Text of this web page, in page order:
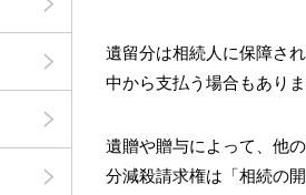
遺留分は相続人に保障さ
中から支払う場合もあり
遺贈や贈与によって、他
分減殺請求権は「相続の